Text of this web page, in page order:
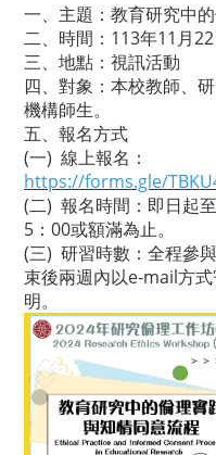
一、主題：教育研究中
二、時間：113年11月
三、地點：視訊活動
四、對象：本校教師、
機構師生。
五、報名方式
(一) 線上報名：
https://forms.gle/
(二) 報名時間：即日起
5：00或額滿為止。
(三) 研習時數：全程參
束後兩週內以e-mail方
明。